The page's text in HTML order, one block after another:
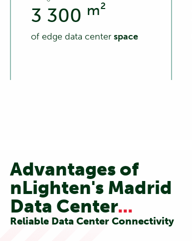
3 300 m²
of edge data center space
Advantages of
nLighten's Madrid
Data Center...
Reliable Data Center Connectivity